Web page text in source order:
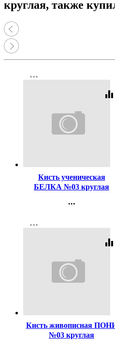
круглая, также
more_horiz
equalizer
Кисть ученическая
БЕЛКА №03 круглая
...
Регистрация
more_horiz
equalizer
Кисть живописная
№03 круглая